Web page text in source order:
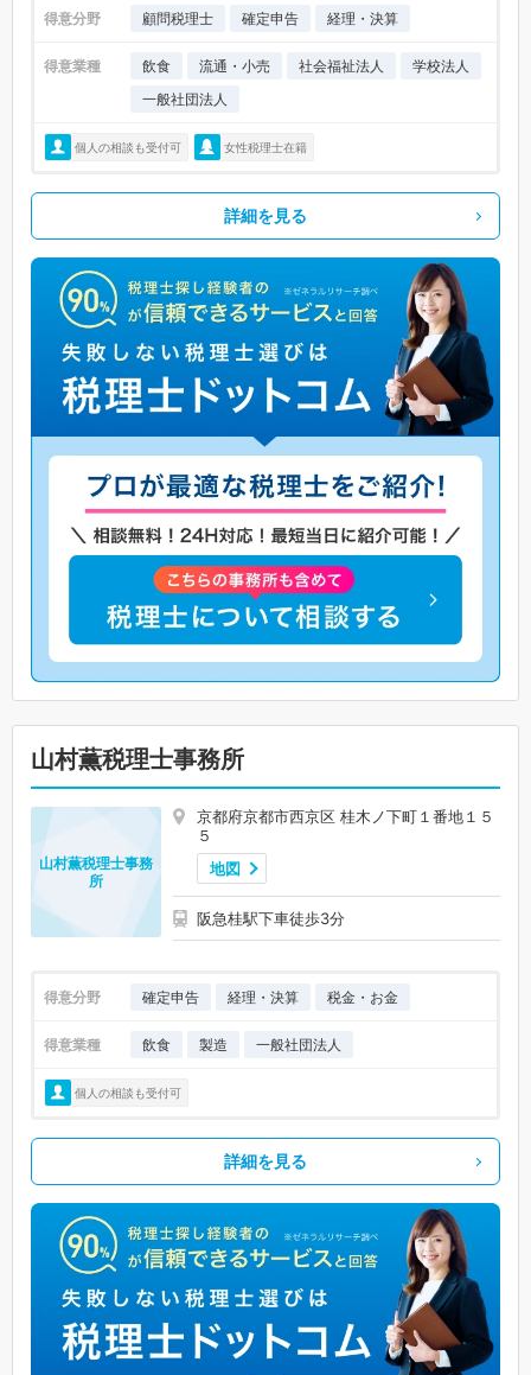
得意分野 顧問税理士 確定申告 経理・決算
得意業種 飲食 流通・小売 社会福祉法人
学校法人
一般社団法人
個人の相談も受付可 女性税理士在籍
詳細を見る
山村薫税理士事務所
京都府京都市西京区 桂木ノ下町１番地１５
５
地図
阪急桂駅下車徒歩3分
山村薫税理士事務
所
得意分野 確定申告 経理・決算 税金・お金
得意業種 飲食 製造 一般社団法人
個人の相談も受付可
詳細を見る